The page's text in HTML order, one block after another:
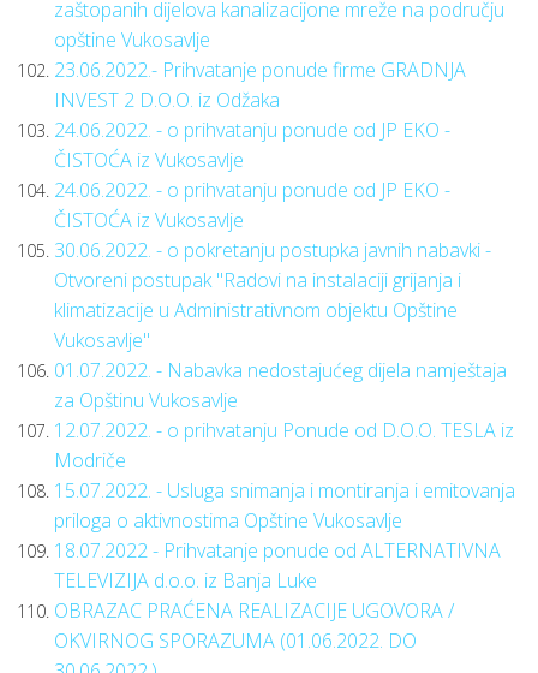
zaštopanih dijelova kanalizacijone mreže na području
opštine Vukosavlje
23.06.2022.- Prihvatanje ponude firme GRADNJA
INVEST 2 D.O.O. iz Odžaka
24.06.2022. - o prihvatanju ponude od JP EKO -
ČISTOĆA iz Vukosavlje
24.06.2022. - o prihvatanju ponude od JP EKO -
ČISTOĆA iz Vukosavlje
30.06.2022. - o pokretanju postupka javnih nabavki -
Otvoreni postupak "Radovi na instalaciji grijanja i
klimatizacije u Administrativnom objektu Opštine
Vukosavlje"
01.07.2022. - Nabavka nedostajućeg dijela namještaja
za Opštinu Vukosavlje
12.07.2022. - o prihvatanju Ponude od D.O.O. TESLA iz
Modriče
15.07.2022. - Usluga snimanja i montiranja i emitovanja
priloga o aktivnostima Opštine Vukosavlje
18.07.2022 - Prihvatanje ponude od ALTERNATIVNA
TELEVIZIJA d.o.o. iz Banja Luke
OBRAZAC PRAĆENA REALIZACIJE UGOVORA /
OKVIRNOG SPORAZUMA (01.06.2022. DO